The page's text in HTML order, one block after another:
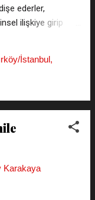
ederler,
ilişkiye girip
oluşur. Bu
bakireliğin
aslı şudur ; kızlık
bozulmasını
bayanların %5
çıkmaz, ama
İstanbul,
Karakaya